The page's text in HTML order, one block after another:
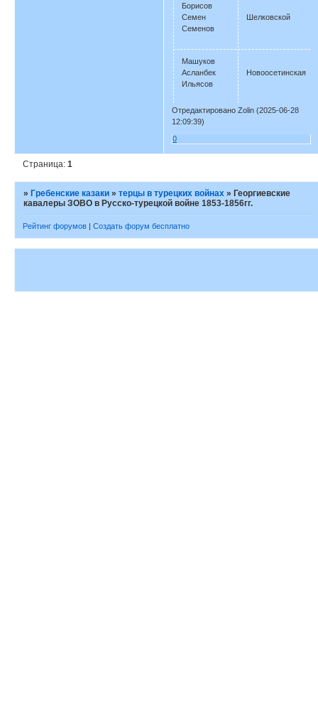
Борисов
Семен
Семенов
Шелковской
Машуков
Асланбек
Ильясов
Новоосетинская
Отредактировано Zolin (2025-06-28
12:09:39)
0
Страница:1
» Гребенские казаки »терцы в турецких войнах » Георгиевские
кавалеры ЗОВО в Русско-турецкой войне 1853-1856гг.
Рейтинг форумов | Создать форум бесплатно